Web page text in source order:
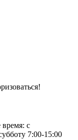
с
7:00-15:00